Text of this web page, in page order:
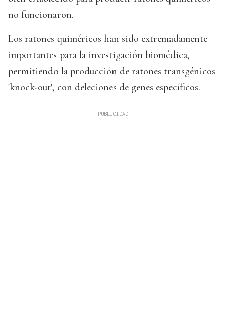
no funcionaron.
Los ratones quiméricos han sido extremadamente
importantes para la investigación biomédica,
permitiendo la producción de ratones transgénicos
'knock-out', con deleciones de genes específicos.